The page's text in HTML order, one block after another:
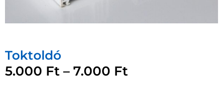
Toktoldó
5.000 Ft – 7.000 Ft